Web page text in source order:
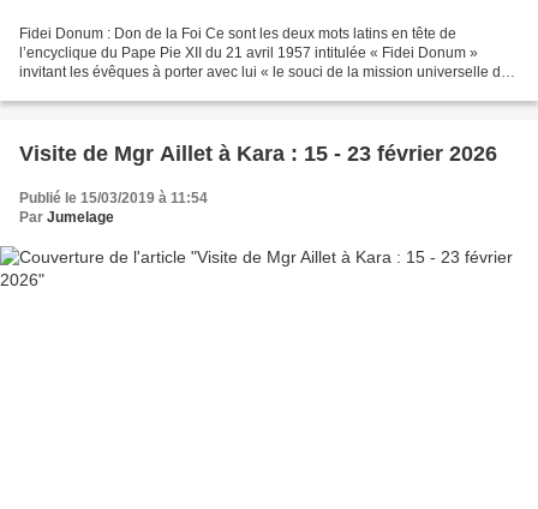
Fidei Donum : Don de la Foi Ce sont les deux mots latins en tête de
l’encyclique du Pape Pie XII du 21 avril 1957 intitulée « Fidei Donum »
invitant les évêques à porter avec lui « le souci de la mission universelle de
Visite de Mgr Aillet à Kara : 15 - 23 février 2026
Publié le 15/03/2019 à 11:54
Par Jumelage